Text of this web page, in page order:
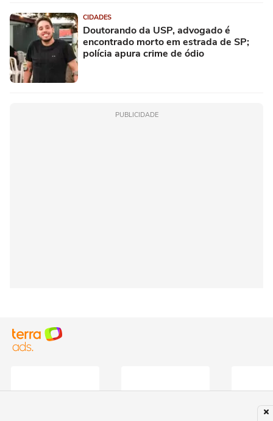
CIDADES
Doutorando da USP, advogado é
encontrado morto em estrada de SP;
polícia apura crime de ódio
PUBLICIDADE